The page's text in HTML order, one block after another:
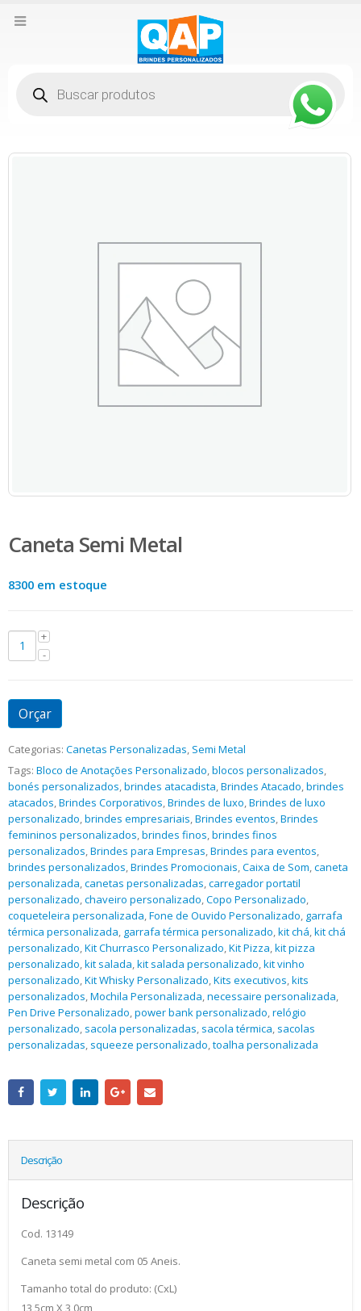
produtos
Caneta Semi Metal
8300 em estoque
Orçar
Categorias: Canetas Personalizadas, Semi Metal
Tags: Bloco de Anotações Personalizado,blocos personalizados,
bonés personalizados,brindes atacadista,Brindes Atacado,brindes
atacados,Brindes Corporativos,Brindes de luxo,Brindes de luxo
personalizado,brindes empresariais,Brindes eventos,Brindes
femininos personalizados,brindes finos,brindes finos
personalizados,Brindes para Empresas,Brindes para eventos,
brindes personalizados,Brindes Promocionais,Caixa de Som,caneta
personalizada,canetas personalizadas,carregador portatil
personalizado,chaveiro personalizado,Copo Personalizado,
coqueteleira personalizada,Fone de Ouvido Personalizado, garrafa
térmica personalizada, garrafa térmica personalizado,kit chá,kit chá
personalizado,Kit Churrasco Personalizado,Kit Pizza,kit pizza
personalizado,kit salada,kit salada personalizado,kit vinho
personalizado,Kit Whisky Personalizado,Kits executivos,kits
personalizados,Mochila Personalizada,necessaire personalizada,
Pen Drive Personalizado,power bank personalizado,relógio
personalizado, sacola personalizadas, sacola térmica, sacolas
personalizadas, squeeze personalizado,toalha personalizada
Descrição
Descrição
Cod. 13149
Caneta semi metal com 05 Aneis.
Tamanho total do produto: (CxL)
13,5cm X 3,0cm